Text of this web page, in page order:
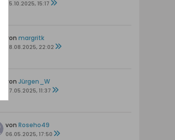
25.10.2025, 15:17
von margritk
28.08.2025, 22:02
von Jürgen_W
07.05.2025, 11:37
von Roseho49
06.05.2025, 17:50